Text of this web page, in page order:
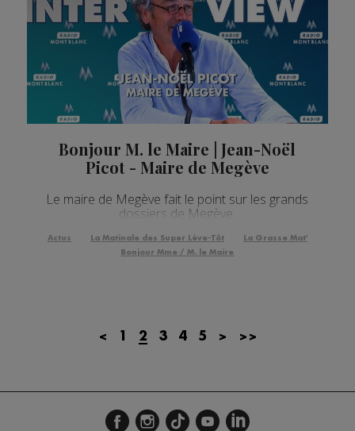
Bonjour M. le Maire | Jean-Noël
Picot - Maire de Megève
Le maire de Megève fait le point sur les grands
dossiers de Megève.
Actus La Matinale des Super Lève-Tôt
La Grasse Mat'
Bonjour Mme / M. le Maire
< 1 2 3 4 5 > >>